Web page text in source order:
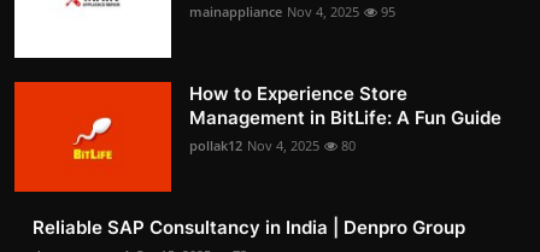
mainappliance Nov 4, 2025 95
How to Experience Store
Management in BitLife: A Fun Guide
pollak12 Nov 4, 2025 80
Reliable SAP Consultancy in India | Denpro Group